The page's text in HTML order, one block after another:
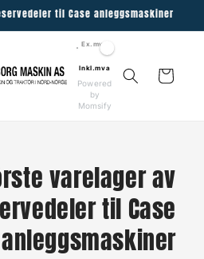
til Case anleggsmaskiner
Ex.mva
Inkl.mva
Powered
by
Momsify
Cart
varelager av
til Case
anleggsmaskiner